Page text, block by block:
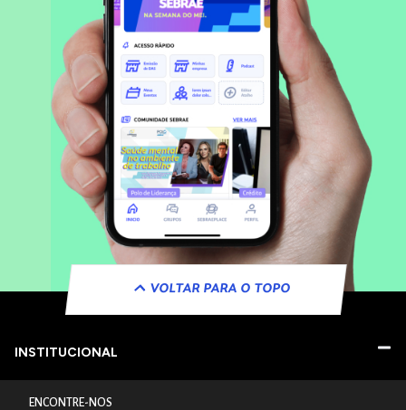
VOLTAR PARA O TOPO
INSTITUCIONAL
ENCONTRE-NOS